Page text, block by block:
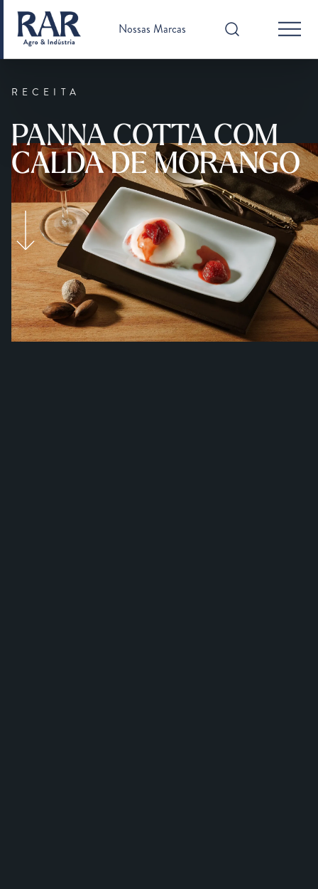
Nossas Marcas
RECEITA
PANNA COTTA COM
CALDA DE MORANGO